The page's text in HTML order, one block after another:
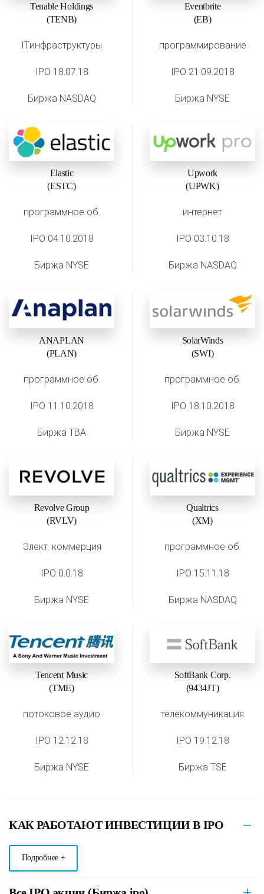
Tenable Holdings
(TENB)
ITинфраструктуры
IPO 18.07.18
Биржа NASDAQ
Eventbrite
(EB)
программирование
IPO 21.09.2018
Биржа NYSE
Elastic
(ESTC)
программное об.
IPO 04.10.2018
Биржа NYSE
Upwork
(UPWK)
интернет
IPO 03.10.18
Биржа NASDAQ
ANAPLAN
(PLAN)
программное об.
IPO 11.10.2018
Биржа TBA
SolarWinds
(SWI)
программное об.
IPO 18.10.2018
Биржа NYSE
Revolve Group
(RVLV)
Элект. коммерция
IPO 0.0.18
Биржа NYSE
Qualtrics
(XM)
программное об.
IPO 15.11.18
Биржа NASDAQ
Tencent Music
(TME)
потоковое аудио
IPO 12.12.18
Биржа NYSE
SoftBank Corp.
(9434JT)
телекоммуникация
IPO 19.12.18
Биржа TSE
КАК РАБОТАЮТ ИНВЕСТИЦИИ В IPO
Подробнее +